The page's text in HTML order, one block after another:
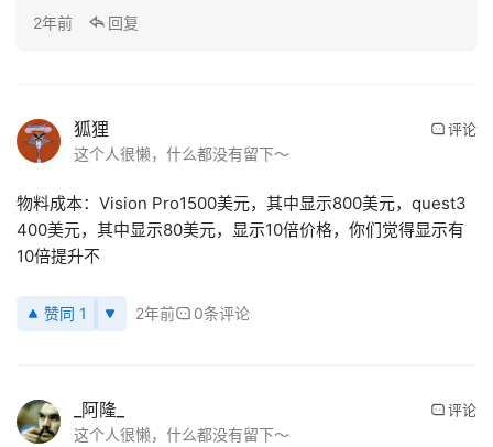
行
业
态
应
新
V
R
2年前
回复
狐狸
这个人很懒，什么都没有留下～
评论
物料成本：Vision Pro1500美元，其中显示800美元，quest3
400美元，其中显示80美元，显示10倍价格，你们觉得显示有
10倍提升不
赞同 1 2年前 0条评论
_阿隆_
这个人很懒，什么都没有留下～
评论